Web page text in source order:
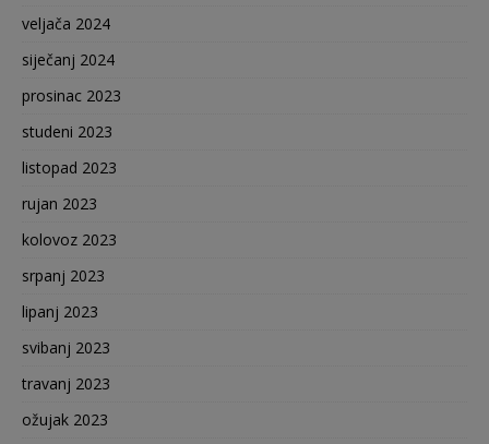
veljača 2024
siječanj 2024
prosinac 2023
studeni 2023
listopad 2023
rujan 2023
kolovoz 2023
srpanj 2023
lipanj 2023
svibanj 2023
travanj 2023
ožujak 2023